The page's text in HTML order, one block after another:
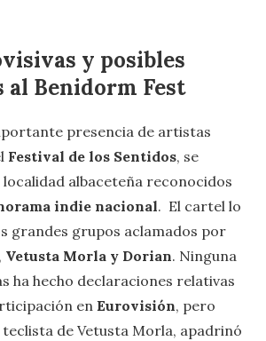
y posibles
al Benidorm Fest
presencia de artistas
Festival de los Sentidos, se
albaceteña reconocidos
indie nacional. El cartel lo
grandes grupos aclamados por
Vetusta Morla y Dorian. Ninguna
ha hecho declaraciones relativas
en Eurovisión, pero
teclista de Vetusta Morla, apadrinó